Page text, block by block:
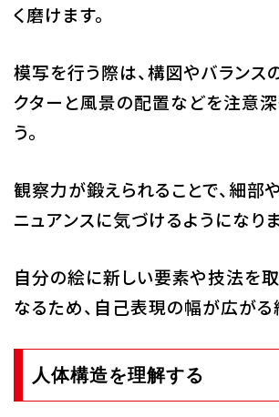
く磨けます。
模写を行う際は、構図やバランス
クターと風景の配置などを注意深
う。
観察力が鍛えられることで、細部
ニュアンスに気づけるようになりま
自分の絵に新しい要素や技法を
なるため、自己表現の幅が広がる
人体構造を理解する